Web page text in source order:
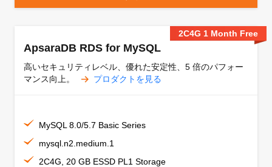
2C4G 1 Month Free
ApsaraDB RDS for MySQL
高いセキュリティレベル、優れた安定性、5 倍のパフォー
マンス向上。
プロダクトを見る
MySQL 8.0/5.7 Basic Series
mysql.n2.medium.1
2C4G, 20 GB ESSD PL1 Storage